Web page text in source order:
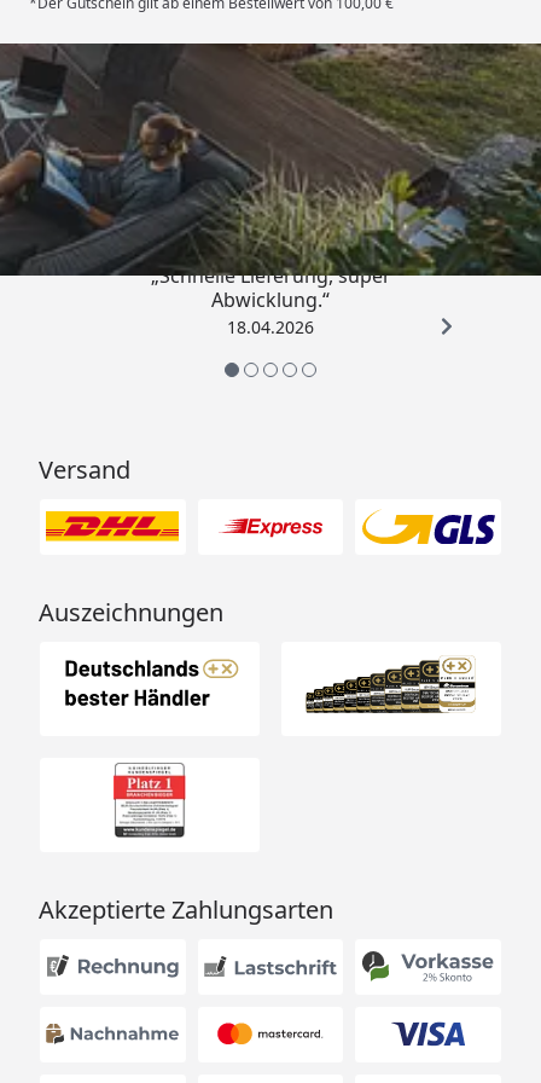
Trusted Shops
5,00/ 5
„Schnelle Lieferung, super
Abwicklung.“
18.04.2026
Versand
Auszeichnungen
Akzeptierte Zahlungsarten